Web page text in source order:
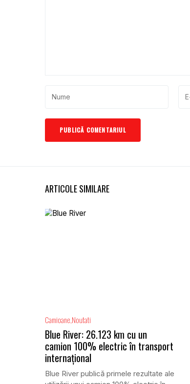
ARTICOLE SIMILARE
Camioane Noutati
Blue River: 26.123 km cu un
camion 100% electric în transport
internațional
Blue River publică primele rezultate ale